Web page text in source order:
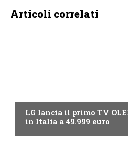
Articoli correlati
LG lancia il primo TV
in Italia a 49.999 euro